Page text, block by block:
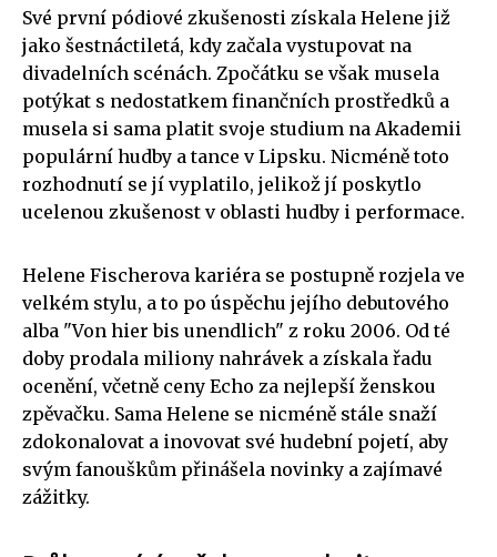
Své první pódiové zkušenosti získala Helene již
jako šestnáctiletá, kdy začala vystupovat na
divadelních scénách. Zpočátku se však musela
potýkat s nedostatkem finančních prostředků a
musela si sama platit svoje studium na Akademii
populární hudby a tance v Lipsku. Nicméně toto
rozhodnutí se jí vyplatilo, jelikož jí poskytlo
ucelenou zkušenost v oblasti hudby i performace.
Helene Fischerova kariéra se postupně rozjela ve
velkém stylu, a to po úspěchu jejího debutového
alba "Von hier bis unendlich" z roku 2006. Od té
doby prodala miliony nahrávek a získala řadu
ocenění, včetně ceny Echo za nejlepší ženskou
zpěvačku. Sama Helene se nicméně stále snaží
zdokonalovat a inovovat své hudební pojetí, aby
svým fanouškům přinášela novinky a zajímavé
zážitky.